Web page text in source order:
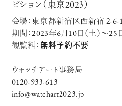
ビション（東京2023）
会場：東京都新宿区西新宿 2-
期間：2023年6月10日（土）～25日
観覧料： 無料予約不要
ウォッチアート事務局
0120-933-613
info@watchart2023.jp